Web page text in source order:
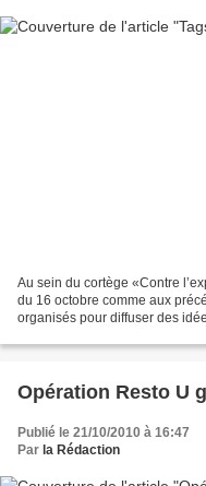
Au sein du cortège «Contre
du 16 octobre comme aux
organisés pour diffuser des
Opération Resto U
Publié le 21/10/2010 à 16:47
Par la Rédaction